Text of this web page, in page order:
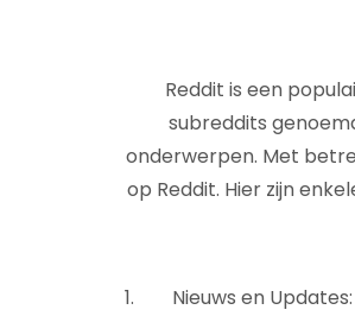
Reddit is een
subreddits
onderwerpen. Met
op Reddit. Hier zijn
Nieuws en